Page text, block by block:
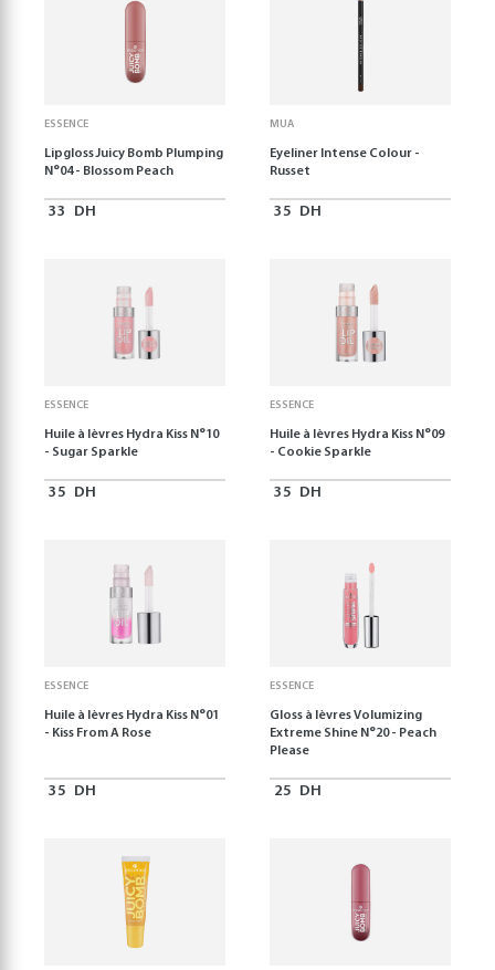
ESSENCE
Lipgloss Juicy Bomb Plumping
N°04 - Blossom Peach
33 DH
MUA
Eyeliner Intense Colour -
Russet
35 DH
ESSENCE
Huile à lèvres Hydra Kiss N°10
- Sugar Sparkle
35 DH
ESSENCE
Huile à lèvres Hydra Kiss N°09
- Cookie Sparkle
35 DH
ESSENCE
Huile à lèvres Hydra Kiss N°01
- Kiss From A Rose
35 DH
ESSENCE
Gloss à lèvres Volumizing
Extreme Shine N°20 - Peach
Please
25 DH